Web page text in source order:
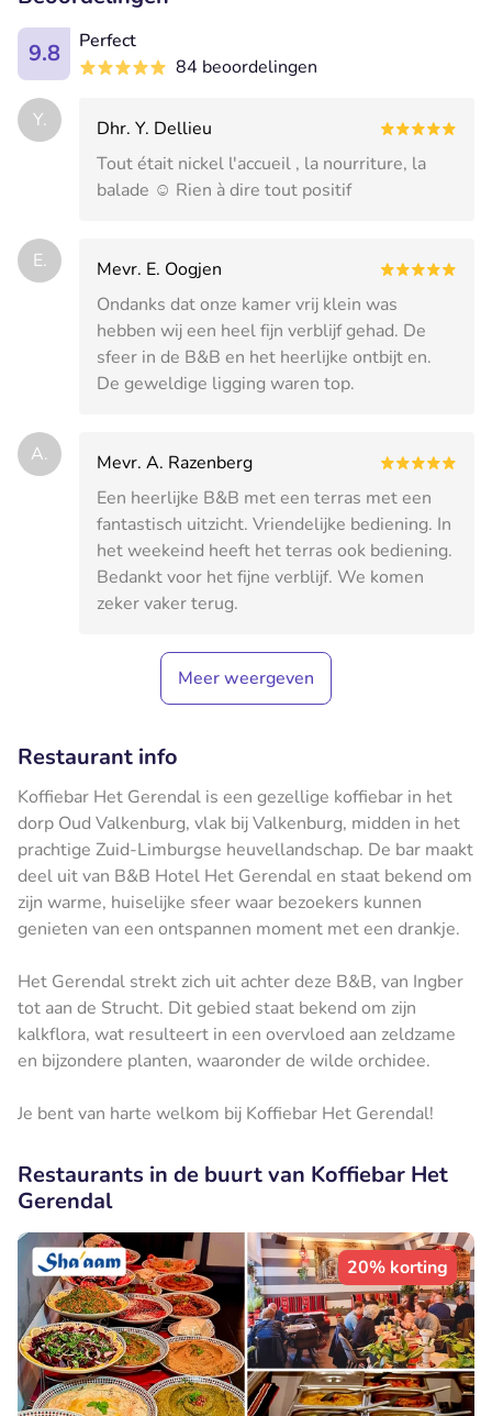
9.8
Perfect
84 beoordelingen
Y.
Dhr. Y. Dellieu
Tout était nickel l'accueil , la nourriture, la
balade ☺️ Rien à dire tout positif
E.
Mevr. E. Oogjen
Ondanks dat onze kamer vrij klein was
hebben wij een heel fijn verblijf gehad. De
sfeer in de B&B en het heerlijke ontbijt en.
De geweldige ligging waren top.
A.
Mevr. A. Razenberg
Een heerlijke B&B met een terras met een
fantastisch uitzicht. Vriendelijke bediening. In
het weekeind heeft het terras ook bediening.
Bedankt voor het fijne verblijf. We komen
zeker vaker terug.
Meer weergeven
Restaurant info
Koffiebar Het Gerendal is een gezellige koffiebar in het
dorp Oud Valkenburg, vlak bij Valkenburg, midden in het
prachtige Zuid-Limburgse heuvellandschap. De bar maakt
deel uit van B&B Hotel Het Gerendal en staat bekend om
zijn warme, huiselijke sfeer waar bezoekers kunnen
genieten van een ontspannen moment met een drankje.
Het Gerendal strekt zich uit achter deze B&B, van Ingber
tot aan de Strucht. Dit gebied staat bekend om zijn
kalkflora, wat resulteert in een overvloed aan zeldzame
en bijzondere planten, waaronder de wilde orchidee.
Je bent van harte welkom bij Koffiebar Het Gerendal!
Restaurants in de buurt van Koffiebar Het
Gerendal
20% korting